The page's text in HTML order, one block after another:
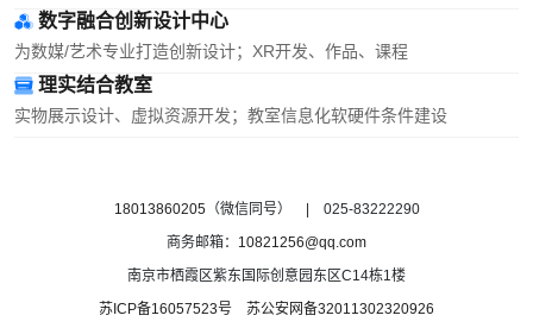
数字融合创新设计中心
为数媒/艺术专业打造创新设计；XR开发、作品、课程
理实结合教室
实物展示设计、虚拟资源开发；教室信息化软硬件条件建设
18013860205（微信同号） | 025-83222290
商务邮箱： 10821256@qq.com
南京市栖霞区紫东国际创意园东区C14栋1楼
苏ICP备16057523号
苏公安网备32011302320926